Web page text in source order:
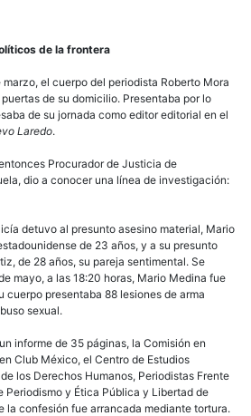
de la frontera
el cuerpo del periodista Roberto Mora
de su domicilio. Presentaba por lo
de su jornada como editor editorial en el
Laredo.
Procurador de Justicia de
dio a conocer una línea de investigación:
detuvo al presunto asesino material, Mario
de 23 años, y a su presunto
de 28 años, su pareja sentimental. Se
mayo, a las 18:20 horas, Mario Medina fue
cuerpo presentaba 88 lesiones de arma
sexual.
informe de 35 páginas, la Comisión en
Club México, el Centro de Estudios
los Derechos Humanos, Periodistas Frente
Periodismo y Ética Pública y Libertad de
la confesión fue arrancada mediante tortura.